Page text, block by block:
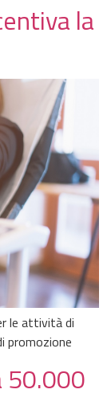
la
le attività di
promozione
50.000